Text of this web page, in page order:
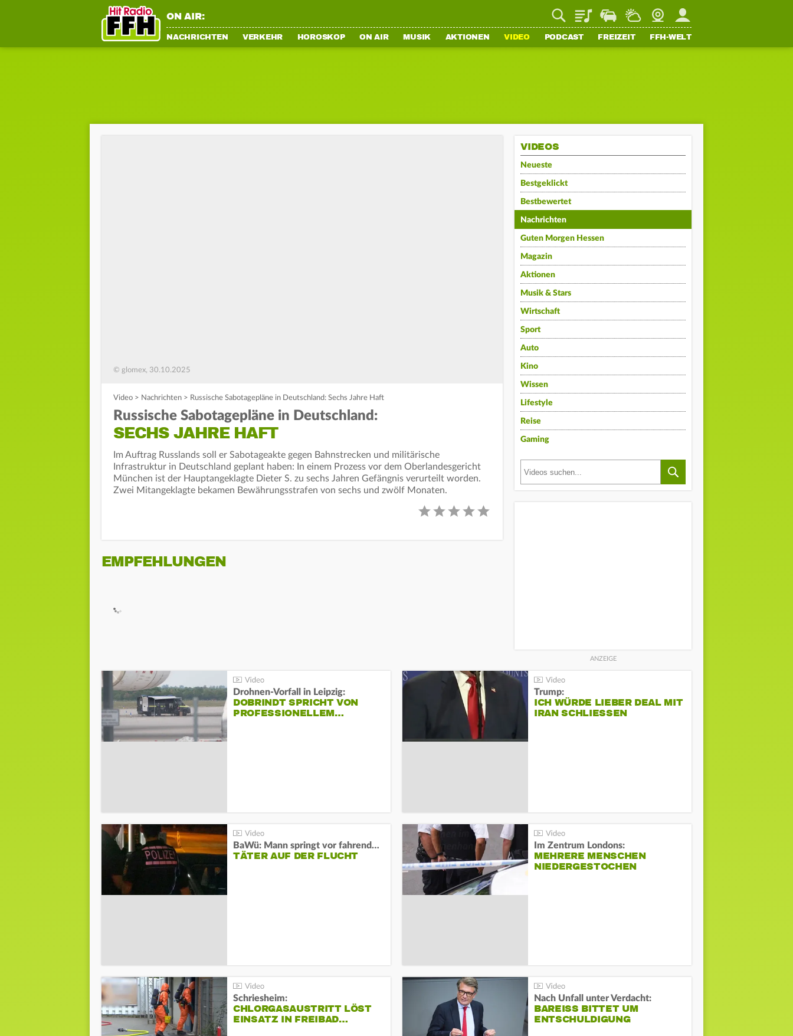
ON AIR: PlaylistStaupilotWetterWebcamMein FFH
NACHRICHTEN VERKEHR HOROSKOP ON AIR MUSIK AKTIONEN VIDEO PODCAST FREIZEIT FFH-WELT
© glomex, 30.10.2025
Video > Nachrichten > Russische Sabotagepläne in Deutschland: Sechs Jahre Haft
Russische Sabotagepläne in Deutschland:
SECHS JAHRE HAFT
Im Auftrag Russlands soll er Sabotageakte gegen Bahnstrecken und militärische
Infrastruktur in Deutschland geplant haben: In einem Prozess vor dem Oberlandesgericht
München ist der Hauptangeklagte Dieter S. zu sechs Jahren Gefängnis verurteilt worden.
Zwei Mitangeklagte bekamen Bewährungsstrafen von sechs und zwölf Monaten.
EMPFEHLUNGEN
VIDEOS
Neueste
Bestgeklickt
Bestbewertet
Nachrichten
Guten Morgen Hessen
Magazin
Aktionen
Musik & Stars
Wirtschaft
Sport
Auto
Kino
Wissen
Lifestyle
Reise
Gaming
Drohnen-Vorfall in Leipzig:
DOBRINDT SPRICHT VON
PROFESSIONELLEM…
Trump:
ICH WÜRDE LIEBER DEAL MIT
IRAN SCHLIESSEN
BaWü: Mann springt vor fahrendes Auto und schießt
TÄTER AUF DER FLUCHT
Im Zentrum Londons:
MEHRERE MENSCHEN
NIEDERGESTOCHEN
Schriesheim:
CHLORGASAUSTRITT LÖST
EINSATZ IN FREIBAD…
Nach Unfall unter Verdacht:
BAREISS BITTET UM E
NTSCHULDIGUNG